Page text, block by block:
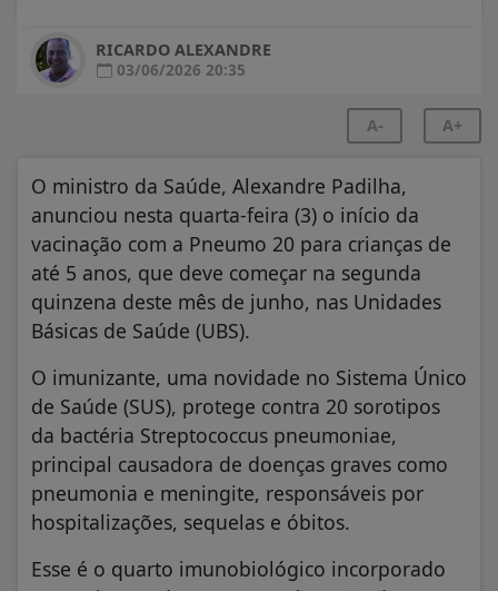
RICARDO ALEXANDRE
03/06/2026 20:35
A- A+
O ministro da Saúde, Alexandre Padilha,
anunciou nesta quarta-feira (3) o início da
vacinação com a Pneumo 20 para crianças de
até 5 anos, que deve começar na segunda
quinzena deste mês de junho, nas Unidades
Básicas de Saúde (UBS).
O imunizante, uma novidade no Sistema Único
de Saúde (SUS), protege contra 20 sorotipos
da bactéria Streptococcus pneumoniae,
principal causadora de doenças graves como
pneumonia e meningite, responsáveis por
hospitalizações, sequelas e óbitos.
Esse é o quarto imunobiológico incorporado